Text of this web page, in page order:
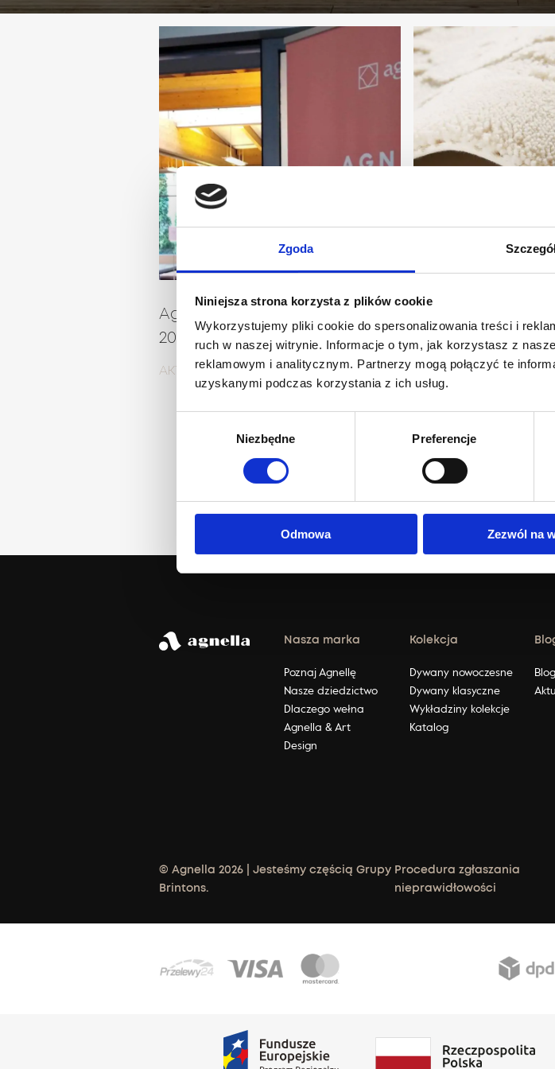
Zgoda
Niniejsza strona korzysta z plików cookie
Wykorzystujemy pliki cookie do spersonalizowania treści i
ruch w naszej witrynie. Informacje o tym, jak korzystasz z
reklamowym i analitycznym. Partnerzy mogą połączyć te
uzyskanymi podczas korzystania z ich usług.
Niezbędne Preferencje
Odmowa Zezwól na
Agnella Rug Show Marzec
2019
AKTUALNOŚCI
Połączenie”
AKTUALNOŚCI
pagination
1
Nasza marka
Poznaj Agnellę
Nasze dziedzictwo
Dlaczego wełna
Agnella & Art
Design
Kolekcja
Dywany nowoczesne
Dywany klasyczne
Wykładziny kolekcje
Katalog
Procedura zgłaszania
nieprawidłowości
© Agnella 2026 | Jesteśmy częścią Grupy
Brintons.